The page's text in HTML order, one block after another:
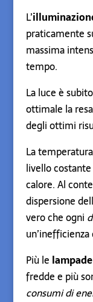
L’
praticamente
massima
tempo.
La luce è
ottimale la
degli ottimi
La
livello
calore. Al
dispersione
vero che ogni
Più le
fredde e più
consumi di